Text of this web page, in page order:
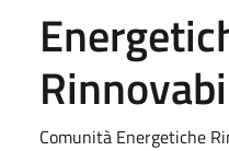
Comunità Energetiche